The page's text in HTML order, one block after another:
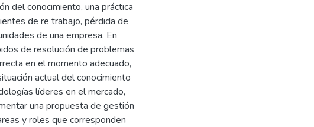
del conocimiento, una práctica
de re trabajo, pérdida de
de una empresa. En
de resolución de problemas
en el momento adecuado,
actual del conocimiento
líderes en el mercado,
una propuesta de gestión
y roles que corresponden